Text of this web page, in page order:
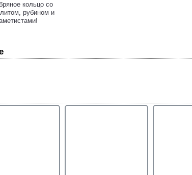
кольцо cо
рубином и